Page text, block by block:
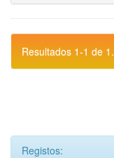
Resultados 1-1 de 1.
Registos: